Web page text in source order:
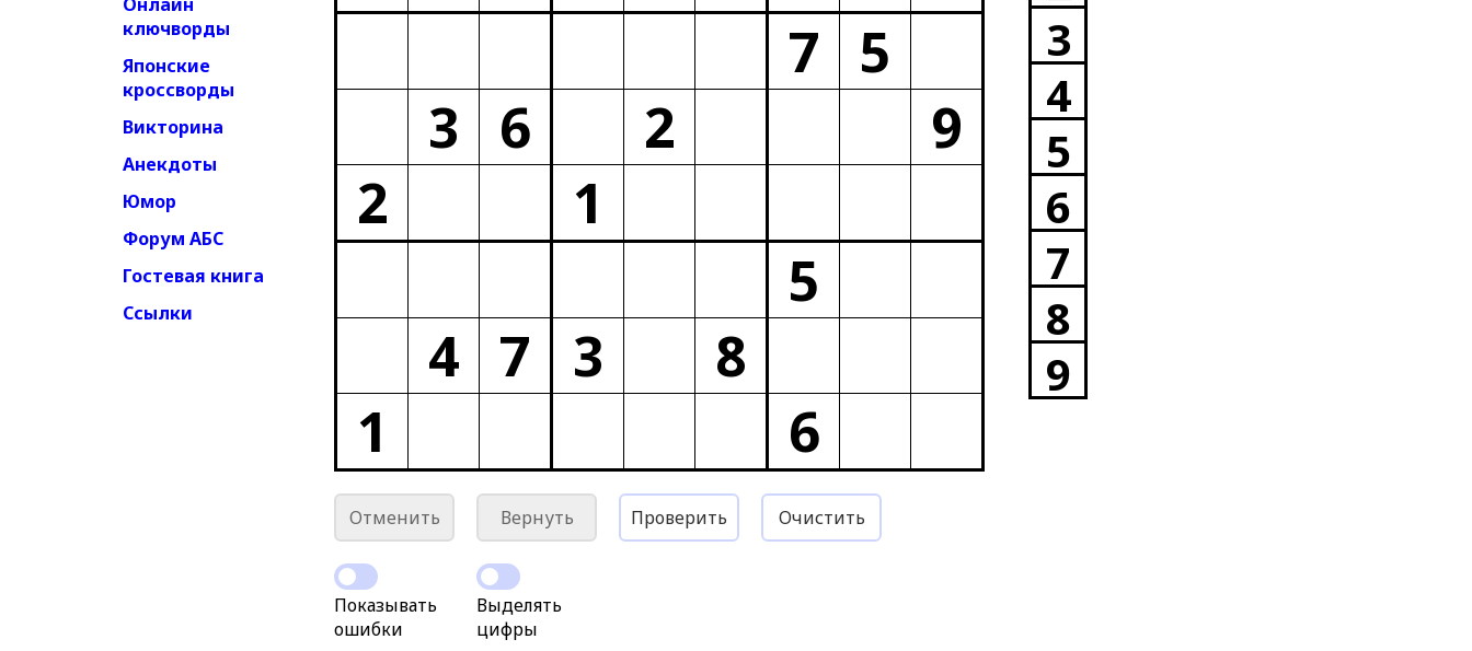
ключворды
Японские
кроссворды
Викторина
Анекдоты
Юмор
Форум АБС
Гостевая книга
Ссылки
7 5
3
6 2
9
2
1
5
4 7 3
8
1
6
3
4
5
6
7
8
9
Отменить Вернуть Проверить Очистить
Показывать
ошибки
Выделять
цифры